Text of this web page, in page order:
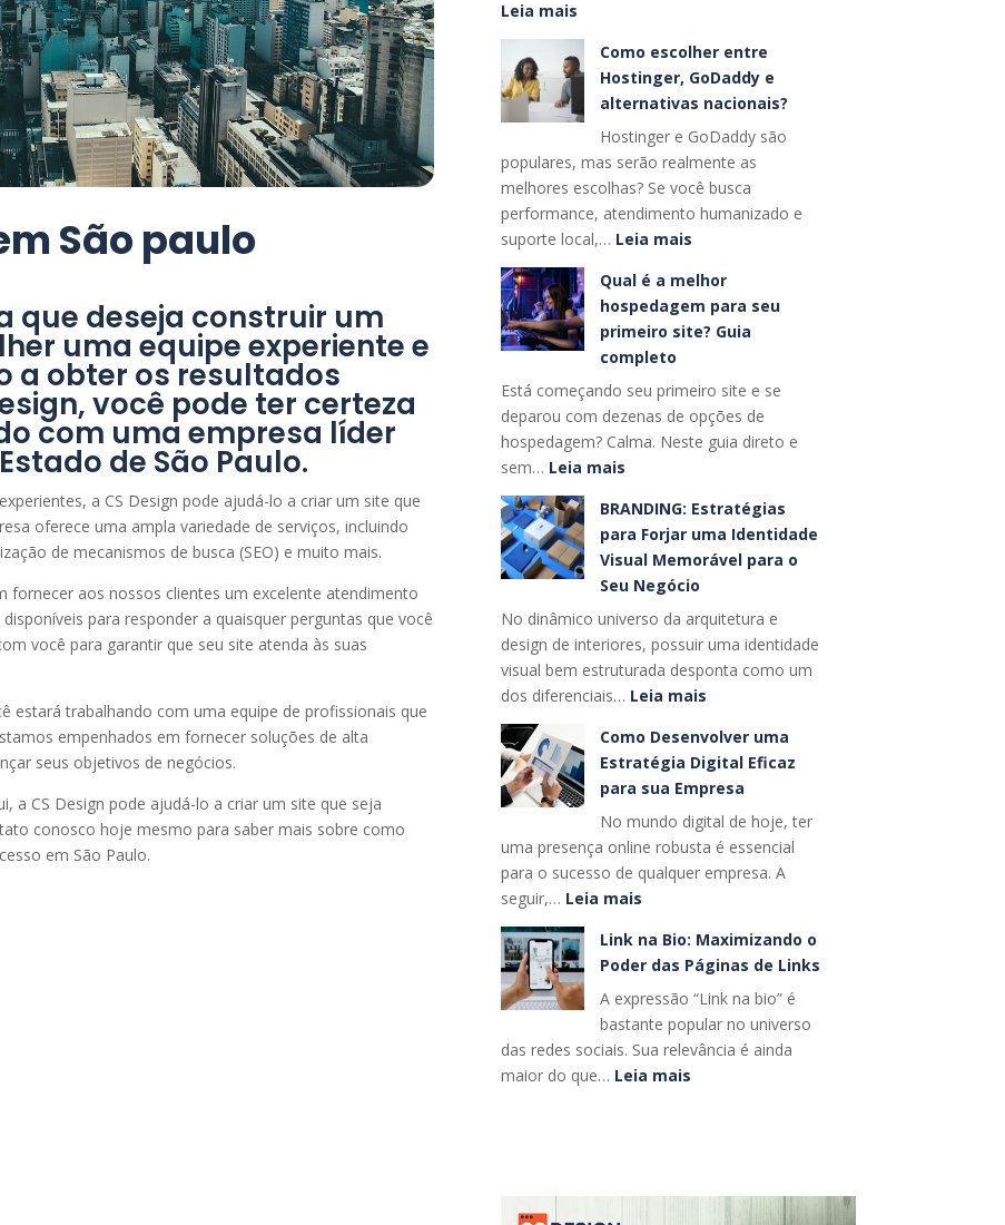
São paulo
que deseja construir um
uma equipe experiente e
a obter os resultados
você pode ter certeza
com uma empresa líder
de São Paulo.
a CS Design pode ajudá-lo a criar um site que
oferece uma ampla variedade de serviços, incluindo
de mecanismos de busca (SEO) e muito mais.
fornecer aos nossos clientes um excelente atendimento
para responder a quaisquer perguntas que você
você para garantir que seu site atenda às suas
estará trabalhando com uma equipe de profissionais que
empenhados em fornecer soluções de alta
seus objetivos de negócios.
a CS Design pode ajudá-lo a criar um site que seja
conosco hoje mesmo para saber mais sobre como
em São Paulo.
Leia mais:
SEO,
AEO
GEO:
entenda
as
3
estratégias
que
vão
dominar
o
futuro
das
buscas
Como escolher entre
Hostinger, GoDaddy e
alternativas nacionais?
Hostinger e GoDaddy são
populares, mas serão realmente as
melhores escolhas? Se você busca
performance, atendimento humanizado e
suporte local,… Leia mais:
escolher
entre
Hostinger,
e
alternativas
nacionais?
Qual é a melhor
hospedagem para seu
primeiro site? Guia
completo
Está começando seu primeiro site e se
deparou com dezenas de opções de
hospedagem? Calma. Neste guia direto e
sem… Leia mais:
é
a
melhor
hospedagem
para
seu
primeiro
site?
completo
BRANDING: Estratégias
para Forjar uma Identidade
Visual Memorável para o
Seu Negócio
No dinâmico universo da arquitetura e
design de interiores, possuir uma identidade
visual bem estruturada desponta como um
dos diferenciais… Leia mais:
Estratégias
para
Forjar
uma
Identidade
Visual
o
Seu
Negócio
Como Desenvolver uma
Estratégia Digital Eficaz
para sua Empresa
No mundo digital de hoje, ter
uma presença online robusta é essencial
para o sucesso de qualquer empresa. A
seguir,… Leia mais:
Desenvolver
uma
Estratégia
Digital
Eficaz
para
Link na Bio: Maximizando o
Poder das Páginas de Links
A expressão “Link na bio” é
bastante popular no universo
das redes sociais. Sua relevância é ainda
maior do que… Leia mais:
o